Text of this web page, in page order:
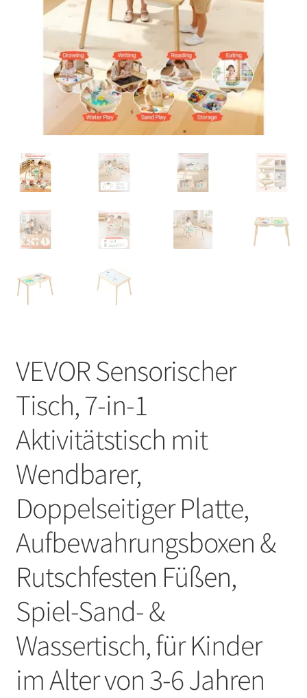
VEVOR Sensorischer
Tisch, 7-in-1
Aktivitätstisch mit
Wendbarer,
Doppelseitiger Platte,
Aufbewahrungsboxen &
Rutschfesten Füßen,
Spiel-Sand- &
Wassertisch, für Kinder
im Alter von 3-6 Jahren